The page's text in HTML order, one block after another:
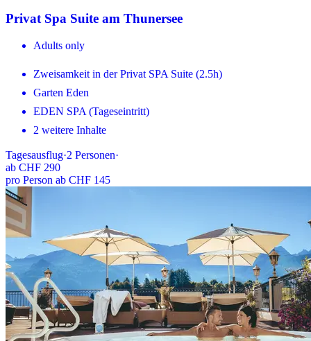
Privat Spa Suite am Thunersee
Adults only
Zweisamkeit in der Privat SPA Suite (2.5h)
Garten Eden
EDEN SPA (Tageseintritt)
2 weitere Inhalte
Tagesausflug·2 Personen·
ab CHF 290
pro Person ab CHF 145